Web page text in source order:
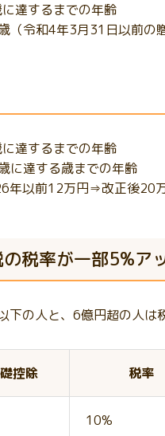
達するまでの年齢
令和4年3月31日以前の
達するまでの年齢
達する歳までの年齢
以前12万円⇒改正後20万
税率が一部5%ア
下の人と、6億円超の人は
控除 税率
10%